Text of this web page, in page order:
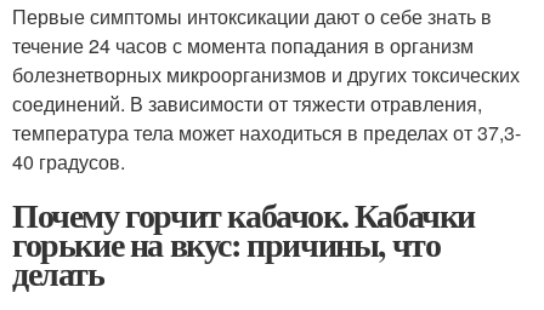
Первые симптомы интоксикации дают о себе знать в
течение 24 часов с момента попадания в организм
болезнетворных микроорганизмов и других токсических
соединений. В зависимости от тяжести отравления,
температура тела может находиться в пределах от 37,3-
40 градусов.
Почему горчит кабачок. Кабачки
горькие на вкус: причины, что
делать